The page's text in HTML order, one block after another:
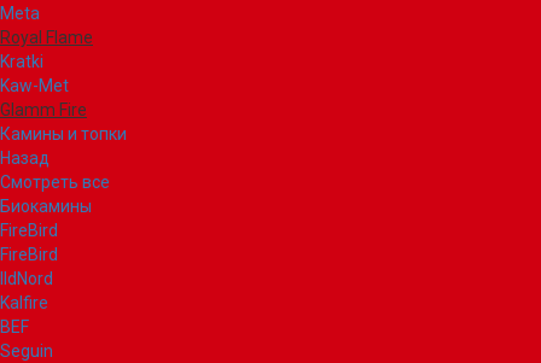
Meta
Royal Flame
Kratki
Kaw-Met
Glamm Fire
Камины и топки
Назад
Смотреть все
Биокамины
FireBird
FireBird
IldNord
Kalfire
BEF
Seguin